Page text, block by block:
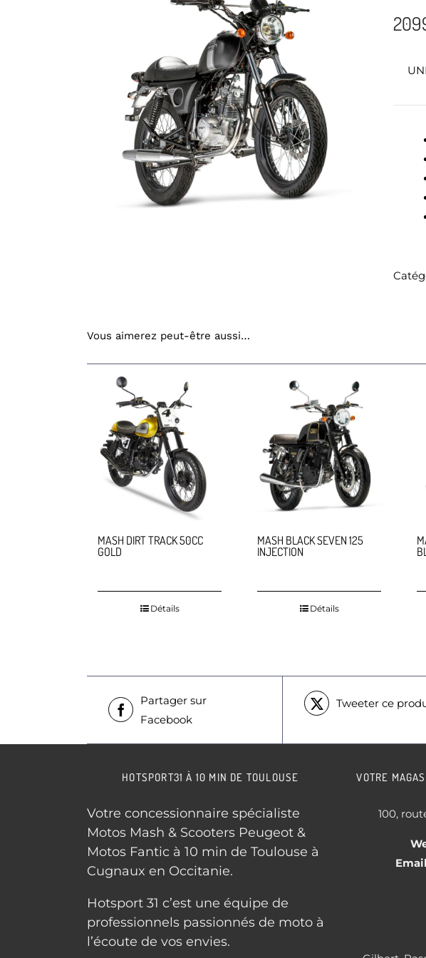
Vous aimerez peut-être aussi…
MASH DIRT TRACK 50CC
GOLD
Détails
MASH BLACK SEVEN 125
INJECTION
Détails
Partager sur
Facebook
Tweeter ce
HOTSPORT31 À 10 MIN DE TOULOUSE
Votre concessionnaire spécialiste
Motos Mash & Scooters Peugeot &
Motos Fantic à 10 min de Toulouse à
Cugnaux en Occitanie.
Hotsport 31 c’est une équipe de
professionnels passionnés de moto à
l’écoute de vos envies.
VOTRE
100,